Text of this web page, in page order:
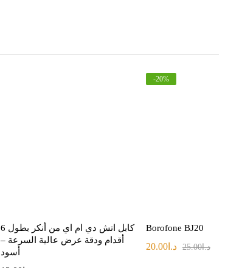
كابل اتش دي ام اي من أنكر بطول 6
أقدام ودقة عرض عالية السرعة –
أسود
-20%
Borofone BJ20
د.ا25.00 د.ا20.00